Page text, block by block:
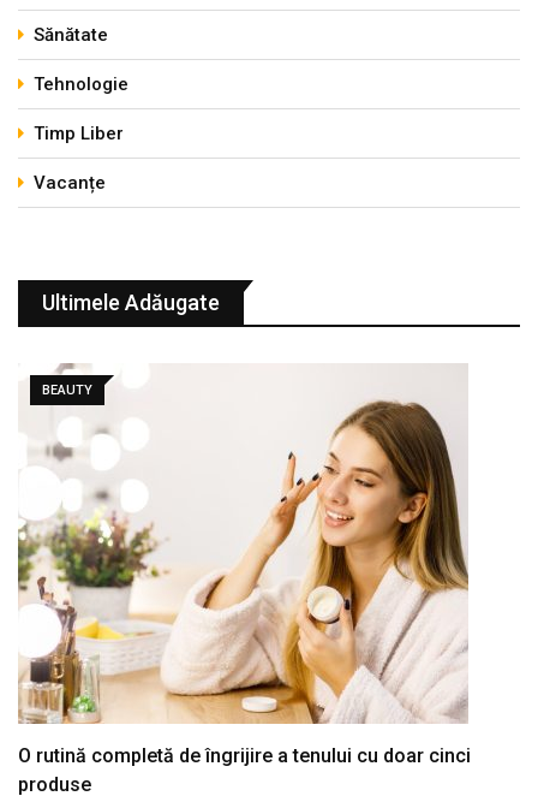
Sănătate
Tehnologie
Timp Liber
Vacanțe
Ultimele Adăugate
BEAUTY
O rutină completă de îngrijire a tenului cu doar cinci
produse